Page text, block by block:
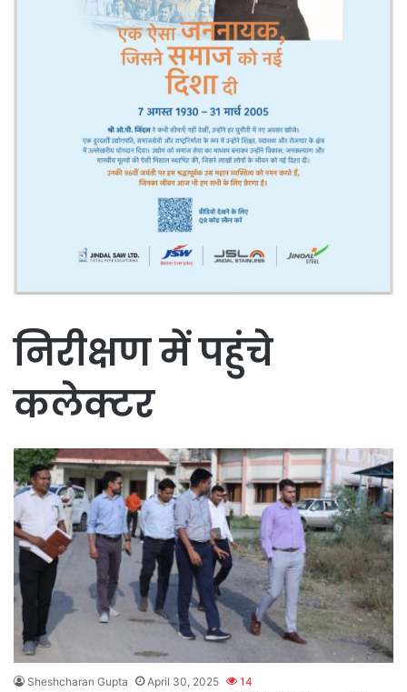
निरीक्षण में पहुंचे
कलेक्टर
Sheshcharan Gupta April 30, 2025 14